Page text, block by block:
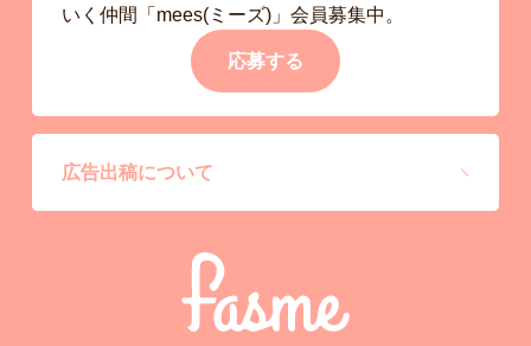
いく仲間「mees(ミーズ)」会員募集中。
応募する
広告出稿について